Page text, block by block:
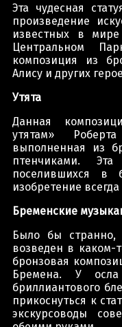
Эта чудесная
произведение
известных в
Центральном
композиция из
Алису и других
Утята
Данная
утятам»
выполненная из
птенчиками.
поселившихся в
изобретение
Бременские
Было бы
возведен в каком-
бронзовая
Бремена. У
бриллиантового
прикоснуться к
экскурсоводы